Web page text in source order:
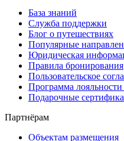
База знаний
Служба поддержки
Блог о путешествиях
Популярные
Юридическая
Правила бронирования
Пользовательское
Программа
Подарочные
Партнёрам
Объектам размещения